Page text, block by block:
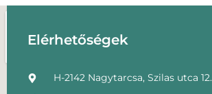
Elérhetőségek
H-2142 Nagytarcsa, Szilas utca 12.